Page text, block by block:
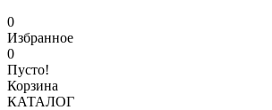
0
Избранное
0
Пусто!
Корзина
КАТАЛОГ